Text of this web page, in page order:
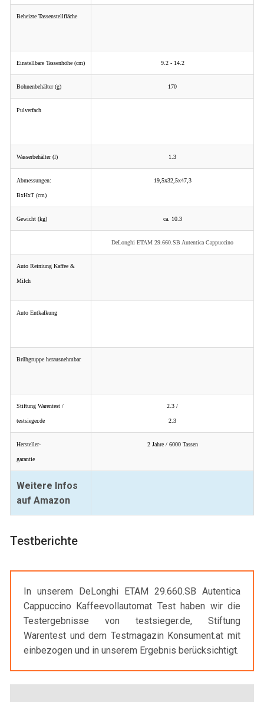
Beheizte Tassenstellfläche
Einstellbare Tassenhöhe (cm) 9.2 - 14.2
Bohnenbehälter (g) 170
Pulverfach
Wasserbehälter (l) 1.3
Abmessungen:
BxHxT (cm)
19,5x32,5x47,3
Gewicht (kg) ca. 10.3
DeLonghi ETAM 29.660.SB Autentica Cappuccino
Auto Reiniung Kaffee &
Milch
Auto Entkalkung
Brühgruppe herausnehmbar
Stiftung Warentest /
testsieger.de
2.3 /
2.3
Hersteller-
garantie
2 Jahre / 6000 Tassen
Weitere Infos
auf Amazon
Testberichte
In unserem DeLonghi ETAM 29.660.SB Autentica
Cappuccino Kaffeevollautomat Test haben wir die
Testergebnisse von testsieger.de, Stiftung
Warentest und dem Testmagazin Konsument.at mit
einbezogen und in unserem Ergebnis berücksichtigt.